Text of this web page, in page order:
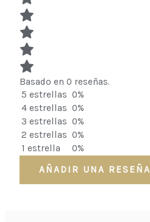
Basado en 0 reseñas.
5 estrellas 0%
4 estrellas 0%
3 estrellas 0%
2 estrellas 0%
1 estrella
0%
AÑADIR UNA RESEÑA